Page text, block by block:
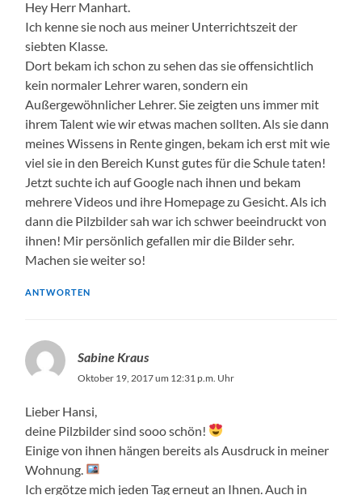
Hey Herr Manhart.
Ich kenne sie noch aus meiner Unterrichtszeit der
siebten Klasse.
Dort bekam ich schon zu sehen das sie offensichtlich
kein normaler Lehrer waren, sondern ein
Außergewöhnlicher Lehrer. Sie zeigten uns immer mit
ihrem Talent wie wir etwas machen sollten. Als sie dann
meines Wissens in Rente gingen, bekam ich erst mit wie
viel sie in den Bereich Kunst gutes für die Schule taten!
Jetzt suchte ich auf Google nach ihnen und bekam
mehrere Videos und ihre Homepage zu Gesicht. Als ich
dann die Pilzbilder sah war ich schwer beeindruckt von
ihnen! Mir persönlich gefallen mir die Bilder sehr.
Machen sie weiter so!
ANTWORTEN
Sabine Kraus
Oktober 19, 2017 um 12:31 p.m. Uhr
Lieber Hansi,
deine Pilzbilder sind sooo schön!
Einige von ihnen hängen bereits als Ausdruck in meiner
Wohnung.
Ich ergötze mich jeden Tag erneut an Ihnen. Auch in